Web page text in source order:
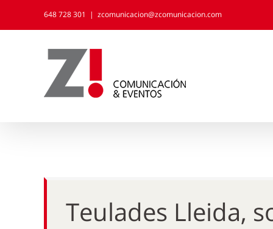
648 728 301 | zcomunicacion@zcomunicacion.com
Teulades Lleida,